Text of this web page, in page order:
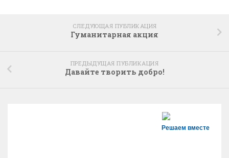
СЛЕДУЮЩАЯ ПУБЛИКАЦИЯ
Гуманитарная акция
ПРЕДЫДУЩАЯ ПУБЛИКАЦИЯ
Давайте творить добро!
Решаем вместе